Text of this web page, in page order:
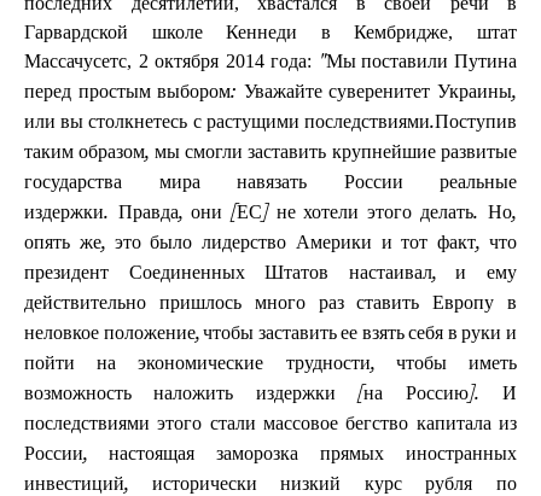
Гарвардской школе Кеннеди в Кембридже, штат
Массачусетс, 2 октября 2014 года: "Мы поставили Путина
перед простым выбором: Уважайте суверенитет Украины,
или вы столкнетесь с растущими последствиями.Поступив
таким образом, мы смогли заставить крупнейшие развитые
государства мира навязать России реальные
издержки. Правда, они [ЕС] не хотели этого делать. Но,
опять же, это было лидерство Америки и тот факт, что
президент Соединенных Штатов настаивал, и ему
действительно пришлось много раз ставить Европу в
неловкое положение, чтобы заставить ее взять себя в руки и
пойти на экономические трудности, чтобы иметь
возможность наложить издержки [на Россию].
И
последствиями этого стали массовое бегство капитала из
России, настоящая заморозка прямых иностранных
инвестиций, исторически низкий курс рубля по